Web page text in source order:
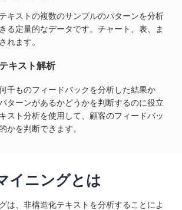
キストの複数のサンプルのパターンを分析
る定量的なデータです。チャート、表、ま
れます。
キスト解析
千ものフィードバックを分析した結果か
ターンがあるかどうかを判断するのに役立
スト分析を使用して、顧客のフィードバッ
かを判断できます。
イニングとは
は、非構造化テキストを分析することによ